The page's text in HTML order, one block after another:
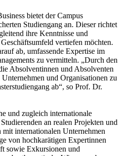
bietet der Campus
Studiengang an. Dieser richtet
ihre Kenntnisse und
vertiefen möchten.
ab, umfassende Expertise im
zu vermitteln. „Durch den
Absolventinnen und Absolventen
und Organisationen zu
ab“, so Prof. Dr.
und zugleich internationale
an realen Projekten und
internationalen Unternehmen
von hochkarätigen Expertinnen
sowie Exkursionen und